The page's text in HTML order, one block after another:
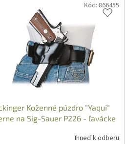
Koženné púzdro "Yaqui"
na Sig-Sauer P226 - ľavácke
Ihneď k odberu
Kód: 866455